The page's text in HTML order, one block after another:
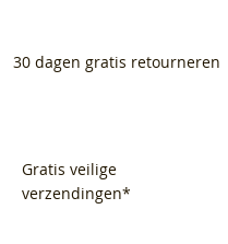
30 dagen gratis retourneren
Gratis veilige
verzendingen*